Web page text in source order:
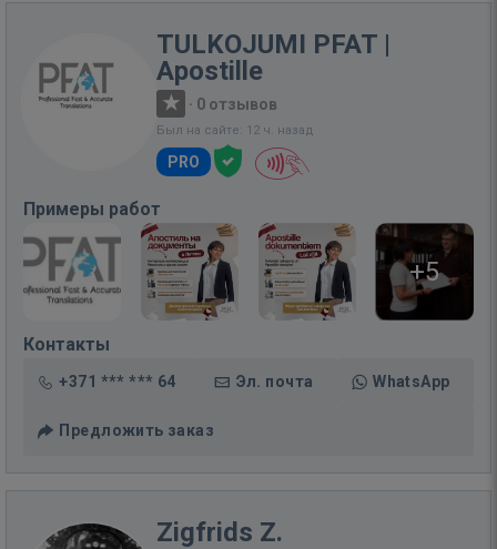
TULKOJUMI PFAT |
Apostille
· 0 отзывов
Был на сайте: 12 ч. назад
PRO
Примеры работ
+5
Контакты
+371 *** *** 64 Эл. почта WhatsApp
Предложить заказ
Zigfrids Z.